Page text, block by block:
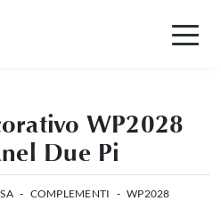
WP2028
Due Pi
- COMPLEMENTI - WP2028